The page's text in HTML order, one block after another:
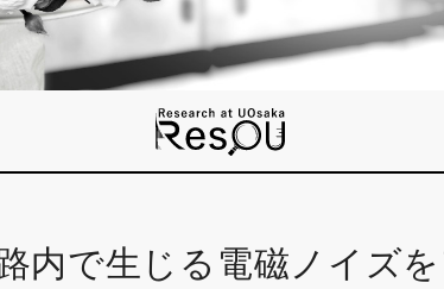
内で生じる電磁ノイズ